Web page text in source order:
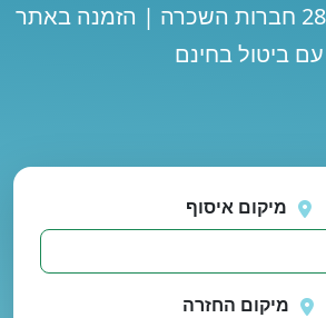
אנחנו משווים בין 28 חברות השכרה | הזמנה באתר
עם ביטול בחינם
שוב
מיקום איסוף
מיקום החזרה